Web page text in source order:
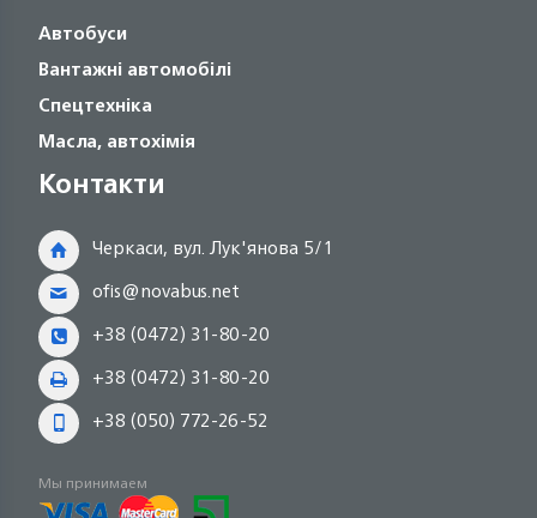
Автобуси
Вантажні автомобілі
Спецтехніка
Масла, автохімія
Контакти
Черкаси, вул. Лук'янова 5/1
ofis@novabus.net
+38 (0472) 31-80-20
+38 (0472) 31-80-20
+38 (050) 772-26-52
Мы принимаем